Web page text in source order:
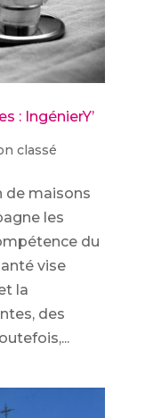
: IngénierY’
classé
de maisons
les
du
vise
la
des